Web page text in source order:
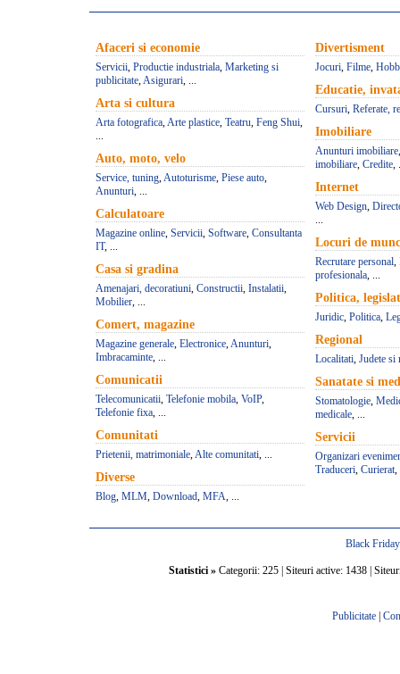
Afaceri si economie
Servicii, Productie industriala, Marketing si
publicitate,Asigurari, ...
Arta si cultura
Arta fotografica,Arte plastice, Teatru, Feng Shui,
...
Auto, moto, velo
Service, tuning,Autoturisme, Piese auto,
Anunturi, ...
Calculatoare
Magazine online, Servicii, Software, Consultanta
IT, ...
Casa si gradina
Amenajari, decoratiuni, Constructii, Instalatii,
Mobilier, ...
Comert, magazine
Magazine generale, Electronice,Anunturi,
Imbracaminte, ...
Comunicatii
Telecomunicatii, Telefonie mobila, VoIP,
Telefonie fixa, ...
Comunitati
Prietenii, matrimoniale,Alte comunitati, ...
Diverse
Blog, MLM, Download, MFA, ...
Divertisment
Jocuri, Filme,
Educatie,
Cursuri, Referate,
Imobiliare
Anunturi imobiliare
imobiliare, Credite,
Internet
Web Design,
...
Locuri de
Recrutare personal,
profesionala, ...
Politica,
Juridic, Politica,
Regional
Localitati, Judete si
Sanatate si
Stomatologie,
medicale, ...
Servicii
Organizari
Traduceri, Curierat,
Black
Statistici »Categorii: 225 | Siteuri active: 1438 |
Publicitate|